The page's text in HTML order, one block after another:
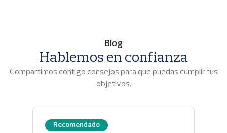
Blog
Hablemos en confianza
Compartimos contigo consejos para que puedas cumplir tus
objetivos.
Recomendado